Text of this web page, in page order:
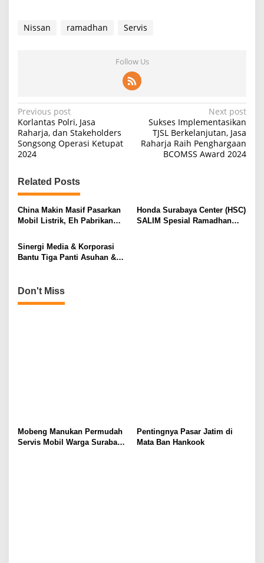
Nissan ramadhan Servis
Follow Us
P
o
s
n
a
v
g
a
i
Previous post
Korlantas Polri, Jasa
Raharja, dan Stakeholders
Songsong Operasi Ketupat
2024
Next post
Sukses Implementasikan
TJSL Berkelanjutan, Jasa
Raharja Raih Penghargaan
BCOMSS Award 2024
Related Posts
China Makin Masif Pasarkan
Mobil Listrik, Eh Pabrikan
Honda Surabaya Center (HSC)
SALIM Spesial Ramadhan
Sinergi Media & Korporasi
Bantu Tiga Panti Asuhan &
Don't Miss
Mobeng Manukan Permudah
Servis Mobil Warga Surabaya
Pentingnya Pasar Jatim di
Mata Ban Hankook